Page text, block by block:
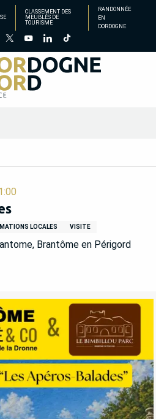
CLASSEMENT DES
MEUBLÉS DE
TOURISME
RANDONNÉE
EN
DORDOGNE
LOCALES VISITE
Brantôme en Périgord